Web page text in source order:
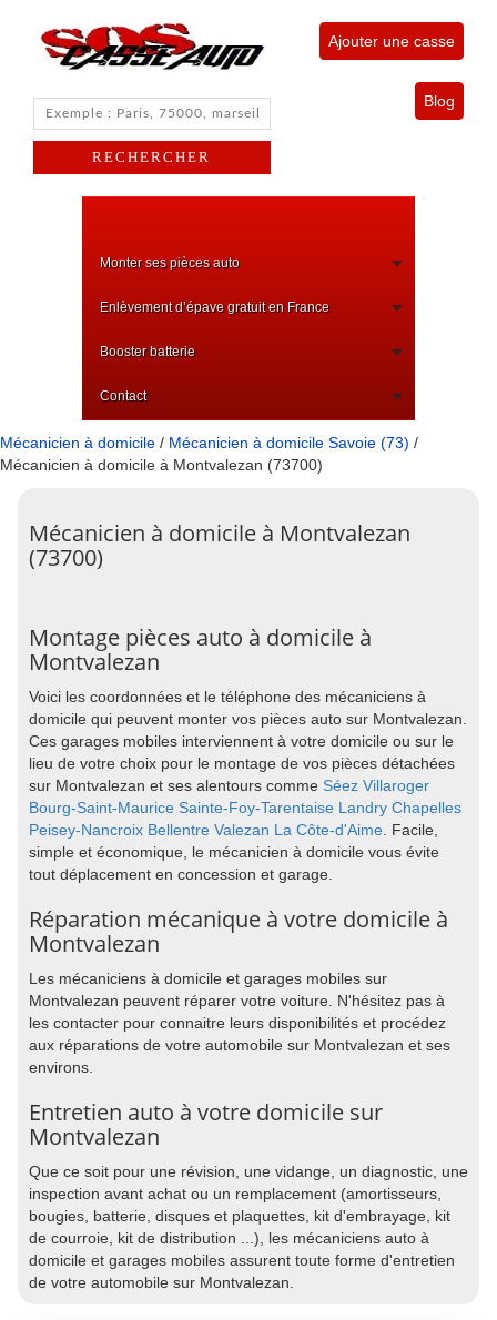
Ajouter une casse
Blog
Monter ses pièces auto
Enlèvement d’épave gratuit en France
Booster batterie
Contact
Mécanicien à domicile / Mécanicien à domicile Savoie (73) /
Mécanicien à domicile à Montvalezan (73700)
Mécanicien à domicile à Montvalezan
(73700)
Montage pièces auto à domicile à
Montvalezan
Voici les coordonnées et le téléphone des mécaniciens à
domicile qui peuvent monter vos pièces auto sur Montvalezan.
Ces garages mobiles interviennent à votre domicile ou sur le
lieu de votre choix pour le montage de vos pièces détachées
sur Montvalezan et ses alentours comme Séez Villaroger
Bourg-Saint-Maurice Sainte-Foy-Tarentaise Landry Chapelles
Peisey-Nancroix Bellentre Valezan La Côte-d'Aime. Facile,
simple et économique, le mécanicien à domicile vous évite
tout déplacement en concession et garage.
Réparation mécanique à votre domicile à
Montvalezan
Les mécaniciens à domicile et garages mobiles sur
Montvalezan peuvent réparer votre voiture. N'hésitez pas à
les contacter pour connaitre leurs disponibilités et procédez
aux réparations de votre automobile sur Montvalezan et ses
environs.
Entretien auto à votre domicile sur
Montvalezan
Que ce soit pour une révision, une vidange, un diagnostic, une
inspection avant achat ou un remplacement (amortisseurs,
bougies, batterie, disques et plaquettes, kit d'embrayage, kit
de courroie, kit de distribution ...), les mécaniciens auto à
domicile et garages mobiles assurent toute forme d'entretien
de votre automobile sur Montvalezan.